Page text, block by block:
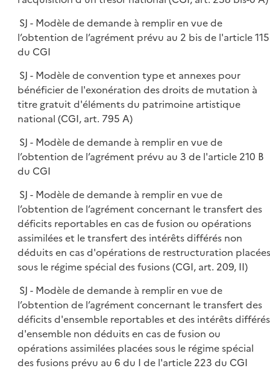
SJ - Modèle de demande à remplir en vue de
l’obtention de l’agrément prévu au 2 bis de l'article 115
du CGI
SJ - Modèle de convention type et annexes pour
bénéficier de l'exonération des droits de mutation à
titre gratuit d'éléments du patrimoine artistique
national (CGI, art. 795 A)
SJ - Modèle de demande à remplir en vue de
l’obtention de l’agrément prévu au 3 de l'article 210 B
du CGI
SJ - Modèle de demande à remplir en vue de
l’obtention de l’agrément concernant le transfert des
déficits reportables en cas de fusion ou opérations
assimilées et le transfert des intérêts différés non
déduits en cas d'opérations de restructuration placées
sous le régime spécial des fusions (CGI, art. 209, II)
SJ - Modèle de demande à remplir en vue de
l’obtention de l’agrément concernant le transfert des
déficits d'ensemble reportables et des intérêts différés
d'ensemble non déduits en cas de fusion ou
opérations assimilées placées sous le régime spécial
des fusions prévu au 6 du I de l'article 223 du CGI